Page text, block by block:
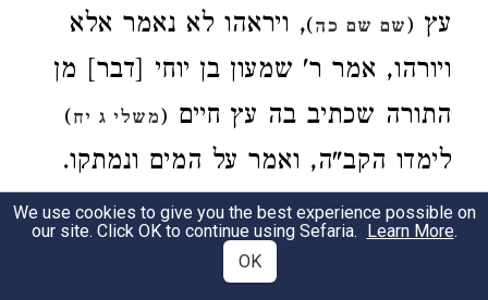
עץ (שם שם כה), ויראהו לא נאמר אלא
ויורהו, אמר ר' שמעון בן יוחי [דבר] מן
התורה שכתיב בה עץ חיים (משלי ג יח)
לימדו הקב"ה, ואמר על המים ונמתקו.
[(Exod. 15:22, cont.:)THEY WENT THREE
DAYS IN THE WILDERNESS AND FOUND NO
.] R. Joshua says: When Israel
We use cookies to give you the best experience possible on
our site. Click OK to continue using Sefaria. Learn More.
OK